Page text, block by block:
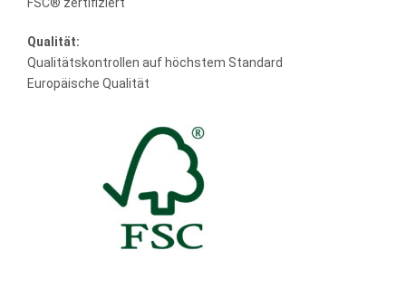
Qualität:
Qualitätskontrollen auf höchstem Standard
Europäische Qualität